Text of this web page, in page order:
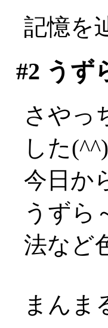
記憶を
#2 うず
さやっ
した(^^)
今日か
うずら
法など
まんま